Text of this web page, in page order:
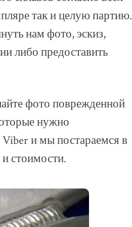
так и целую партию.
нам фото, эскиз,
либо предоставить
фото поврежденной
нужно
Viber и мы постараемся в
стоимости.